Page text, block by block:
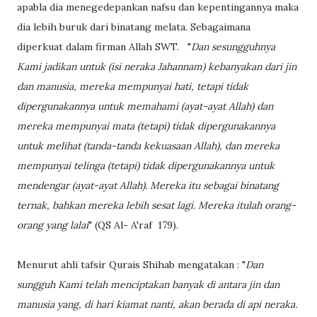
apabla dia menegedepankan nafsu dan kepentingannya maka
dia lebih buruk dari binatang melata. Sebagaimana
diperkuat dalam firman Allah SWT. "Dan sesungguhnya
Kami jadikan untuk (isi neraka Jahannam) kebanyakan dari jin
dan manusia, mereka mempunyai hati, tetapi tidak
dipergunakannya untuk memahami (ayat-ayat Allah) dan
mereka mempunyai mata (tetapi) tidak dipergunakannya
untuk melihat (tanda-tanda kekuasaan Allah), dan mereka
mempunyai telinga (tetapi) tidak dipergunakannya untuk
mendengar (ayat-ayat Allah). Mereka itu sebagai binatang
ternak, bahkan mereka lebih sesat lagi. Mereka itulah orang-
orang yang lalai" (QS Al- A'raf 179).
Menurut ahli tafsir Qurais Shihab mengatakan : "Dan
sungguh Kami telah menciptakan banyak di antara jin dan
manusia yang, di hari kiamat nanti, akan berada di api neraka.